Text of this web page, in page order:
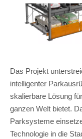
Das Projekt
intelligenter
skalierbare Lösung
ganzen Welt bietet.
Parksysteme
Technologie in die